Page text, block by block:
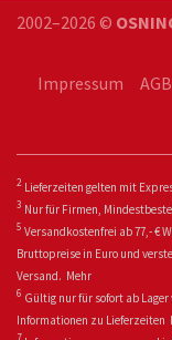
2002–2026 ©
Impressum AGB
2 Lieferzeiten gelten mit
3 Nur für Firmen,
5 Versandkostenfrei ab 77,- €
Bruttopreise in Euro und
Versand. Mehr
6 Gültig nur für sofort ab
Informationen zu Lieferzeiten